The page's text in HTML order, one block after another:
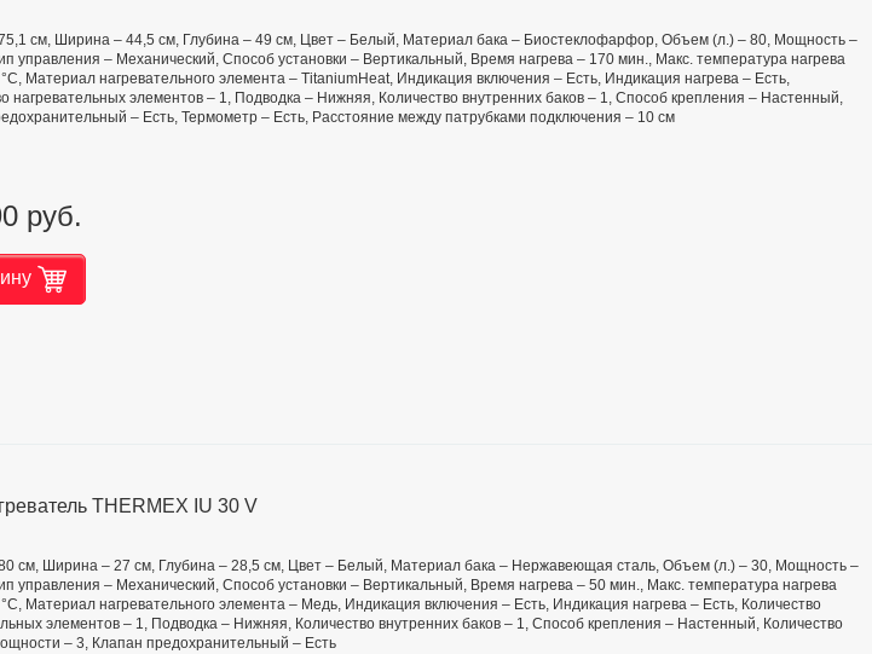
см, Ширина – 44,5 см, Глубина – 49 см, Цвет – Белый, Материал бака – Биостеклофарфор, Объем (л.) – 80, Мощность –
управления – Механический, Способ установки – Вертикальный, Время нагрева – 170 мин., Макс. температура нагрева
Материал нагревательного элемента – TitaniumHeat, Индикация включения – Есть, Индикация нагрева – Есть,
нагревательных элементов – 1, Подводка – Нижняя, Количество внутренних баков – 1, Способ крепления – Настенный,
– Есть, Термометр – Есть, Расстояние между патрубками подключения – 10 см
руб.
THERMEX IU 30 V
см, Ширина – 27 см, Глубина – 28,5 см, Цвет – Белый, Материал бака – Нержавеющая сталь, Объем (л.) – 30, Мощность –
управления – Механический, Способ установки – Вертикальный, Время нагрева – 50 мин., Макс. температура нагрева
Материал нагревательного элемента – Медь, Индикация включения – Есть, Индикация нагрева – Есть, Количество
элементов – 1, Подводка – Нижняя, Количество внутренних баков – 1, Способ крепления – Настенный, Количество
– 3, Клапан предохранительный – Есть